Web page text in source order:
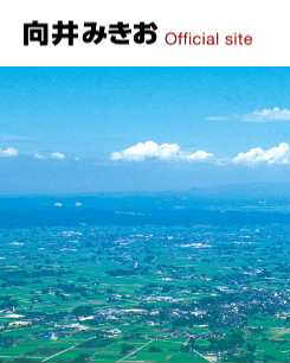
HOME
プロフィール
政策
活動報告